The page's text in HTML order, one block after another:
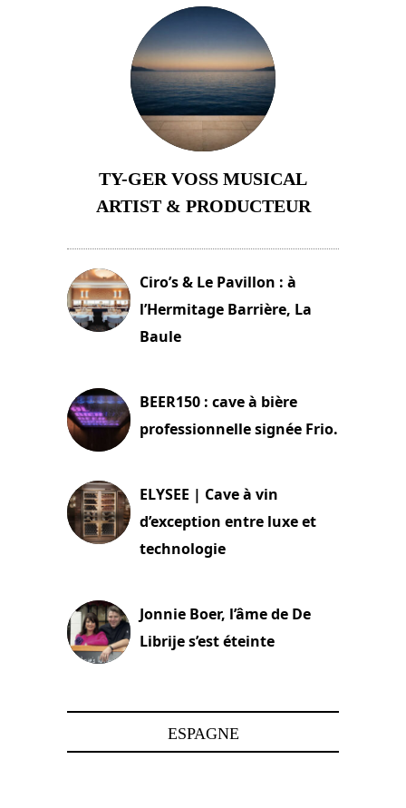
TY-GER VOSS MUSICAL
ARTIST & PRODUCTEUR
Ciro’s & Le Pavillon : à
l’Hermitage Barrière, La
Baule
BEER150 : cave à bière
professionnelle signée Frio.
ELYSEE | Cave à vin
d’exception entre luxe et
technologie
Jonnie Boer, l’âme de De
Librije s’est éteinte
ESPAGNE